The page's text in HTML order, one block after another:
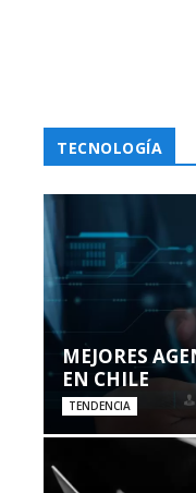
TECNOLOGÍA
MEJORES
EN CHILE
TENDENCIA